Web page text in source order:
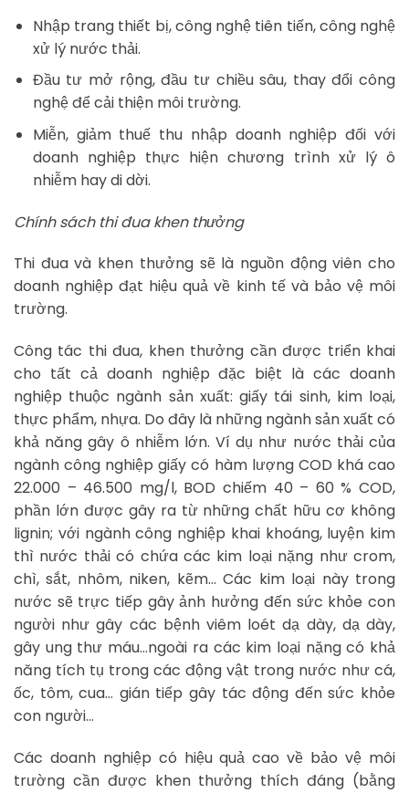
Nhập trang thiết bị, công nghệ tiên tiến, công nghệ
xử lý nước thải.
Đầu tư mở rộng, đầu tư chiều sâu, thay đổi công
nghệ để cải thiện môi trường.
Miễn, giảm thuế thu nhập doanh nghiệp đối với
doanh nghiệp thực hiện chương trình xử lý ô
nhiễm hay di dời.
Chính sách thi đua khen thưởng
Thi đua và khen thưởng sẽ là nguồn động viên cho
doanh nghiệp đạt hiệu quả về kinh tế và bảo vệ môi
trường.
Công tác thi đua, khen thưởng cần được triển khai
cho tất cả doanh nghiệp đặc biệt là các doanh
nghiệp thuộc ngành sản xuất: giấy tái sinh, kim loại,
thực phẩm, nhựa. Do đây là những ngành sản xuất có
khả năng gây ô nhiễm lớn. Ví dụ như nước thải của
ngành công nghiệp giấy có hàm lượng COD khá cao
22.000 – 46.500 mg/l, BOD chiếm 40 – 60 % COD,
phần lớn được gây ra từ những chất hữu cơ không
lignin; với ngành công nghiệp khai khoáng, luyện kim
thì nước thải có chứa các kim loại nặng như crom,
chì, sắt, nhôm, niken, kẽm… Các kim loại này trong
nước sẽ trực tiếp gây ảnh hưởng đến sức khỏe con
người như gây các bệnh viêm loét dạ dày, dạ dày,
gây ung thư máu…ngoài ra các kim loại nặng có khả
năng tích tụ trong các động vật trong nước như cá,
ốc, tôm, cua… gián tiếp gây tác động đến sức khỏe
con người…
Các doanh nghiệp có hiệu quả cao về bảo vệ môi
trường cần được khen thưởng thích đáng (bằng